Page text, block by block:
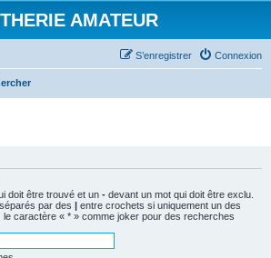
AMATEUR
Connexion
S’enregistrer
doit être trouvé et un - devant un mot qui doit être exclu.
par des | entre crochets si uniquement un des
caractère « * » comme joker pour des recherches